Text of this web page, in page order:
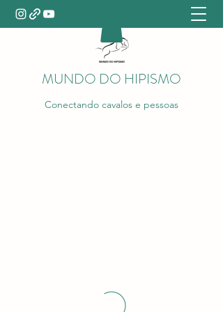
MUNDO DO HIPISMO
Conectando cavalos e pessoas